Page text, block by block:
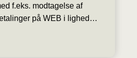
f.eks. modtagelse af
på WEB i lighed…